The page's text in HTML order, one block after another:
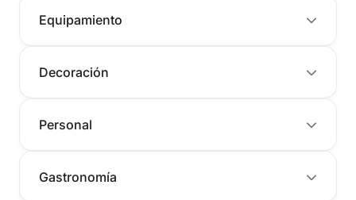
Equipamiento
Decoración
Personal
Gastronomía